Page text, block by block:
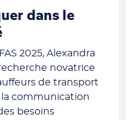
dans le
2025, Alexandra
novatrice
de transport
la communication
besoins